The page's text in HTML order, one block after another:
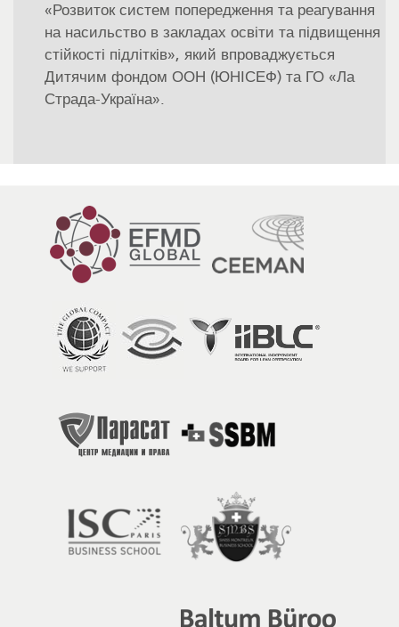
«Розвиток систем попередження та реагування
на насильство в закладах освіти та підвищення
стійкості підлітків», який впроваджується
Дитячим фондом ООН (ЮНІСЕФ) та ГО «Ла
Страда-Україна».